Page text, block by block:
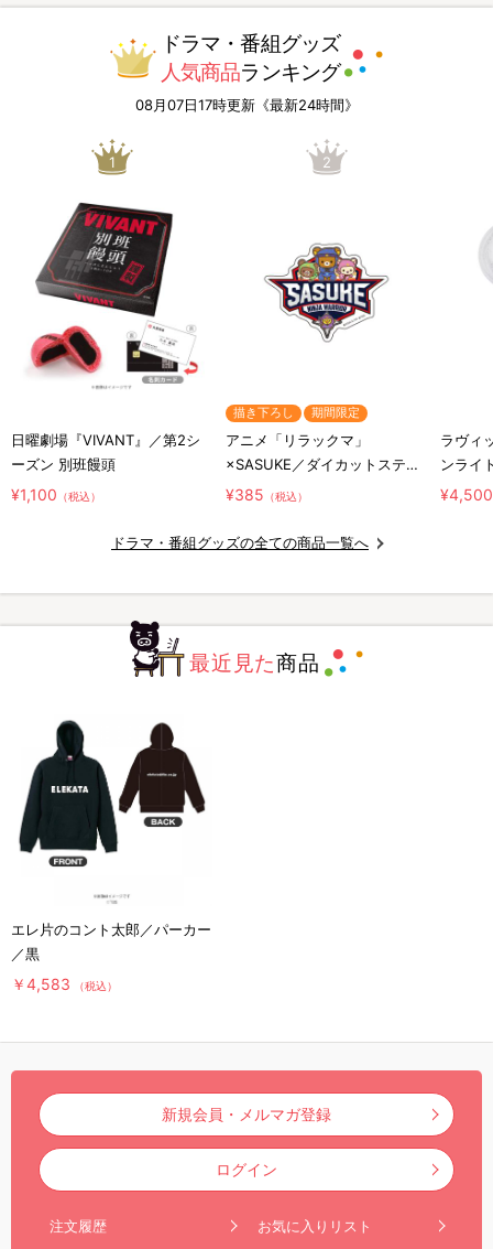
ドラマ・番組グッズ
人気商品ランキング
08月07日17時更新《最新24時間》
1
日曜劇場『VIVANT』／第2シ
ーズン 別班饅頭
¥1,100 （税込）
2
描き下ろし 期間限定
アニメ「リラックマ」
×SASUKE／ダイカットステッ
カー／コラボロゴ
¥385 （税込）
ラヴィ
ンライ
¥4,500
ドラマ・番組グッズの全ての商品一覧へ
最近見た商品
エレ片のコント太郎／パーカー
／黒
￥4,583 （税込）
新規会員・メルマガ登録
ログイン
注文履歴 お気に入りリスト